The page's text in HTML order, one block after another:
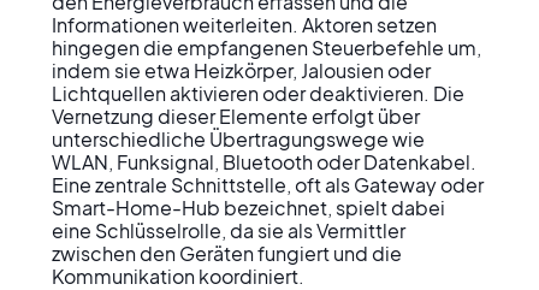
Informationen weiterleiten. Aktoren setzen
hingegen die empfangenen Steuerbefehle um,
indem sie etwa Heizkörper, Jalousien oder
Lichtquellen aktivieren oder deaktivieren. Die
Vernetzung dieser Elemente erfolgt über
unterschiedliche Übertragungswege wie
WLAN, Funksignal, Bluetooth oder Datenkabel.
Eine zentrale Schnittstelle, oft als Gateway oder
Smart-Home-Hub bezeichnet, spielt dabei
eine Schlüsselrolle, da sie als Vermittler
zwischen den Geräten fungiert und die
Kommunikation koordiniert.